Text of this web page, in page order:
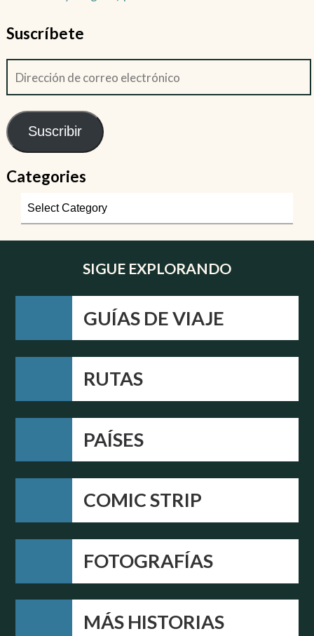
Suscríbete
Suscribir
Categories
SIGUE EXPLORANDO
GUÍAS DE VIAJE
RUTAS
PAÍSES
COMIC STRIP
FOTOGRAFÍAS
MÁS HISTORIAS